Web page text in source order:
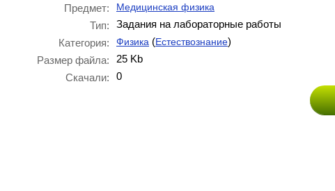
Предмет: Медицинская физика
Тип:
Задания на лабораторные работы
Категория:
Физика (Естествознание)
Размер файла:
25 Kb
Скачали:
0